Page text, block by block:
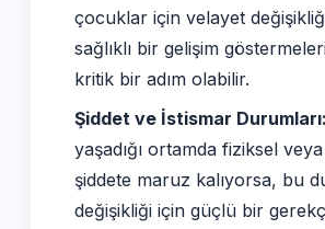
çocuklar için velayet
sağlıklı bir gelişim
kritik bir adım olabilir.
Şiddet ve İstismar Durumları:
yaşadığı ortamda fiziksel
şiddete maruz kalıyorsa, bu
değişikliği için güçlü bir